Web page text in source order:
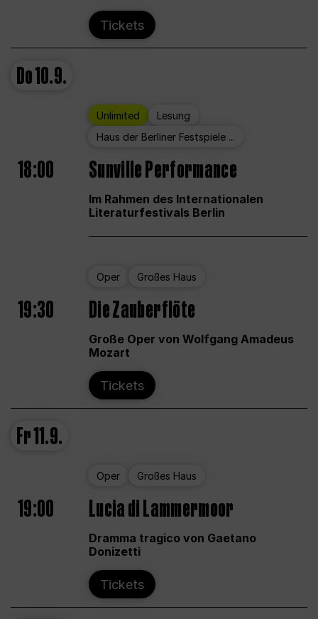
Tickets
Do10.9.
Unlimited
Lesung
Haus der Berliner Festspiele ...
18:00 Sunville Performance
Im Rahmen des Internationalen
Literaturfestivals Berlin
Oper Großes Haus
19:30 Die Zauberflöte
Große Oper von Wolfgang Amadeus
Mozart
Tickets
Fr11.9.
Oper Großes Haus
19:00 Lucia di Lammermoor
Dramma tragico von Gaetano
Donizetti
Tickets